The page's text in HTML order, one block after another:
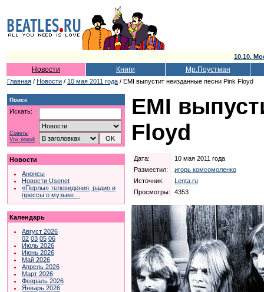
10.10.
Новости Книги Мр.Поустман
Главная / Новости / 10 мая 2011 года / EMI выпустит неизданные песни Pink Floyd
Поиск
Искать:
Советы
Vox populi
Новости
Анонсы
Новости Usenet
«Перлы» телевидения, радио и
прессы о музыке…
Календарь
Август 2026
02 03 05 06
Июль 2026
Июнь 2026
Май 2026
Апрель 2026
Март 2026
Февраль 2026
Январь 2026
EMI
Floyd
Дата:
10 мая 2011 года
Разместил:
игорь комсомоленко
Источник:
Lenta.ru
Просмотры:
4353